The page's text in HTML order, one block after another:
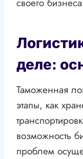
своего
деле:
Таможенная
этапы, как
возможность
проблем